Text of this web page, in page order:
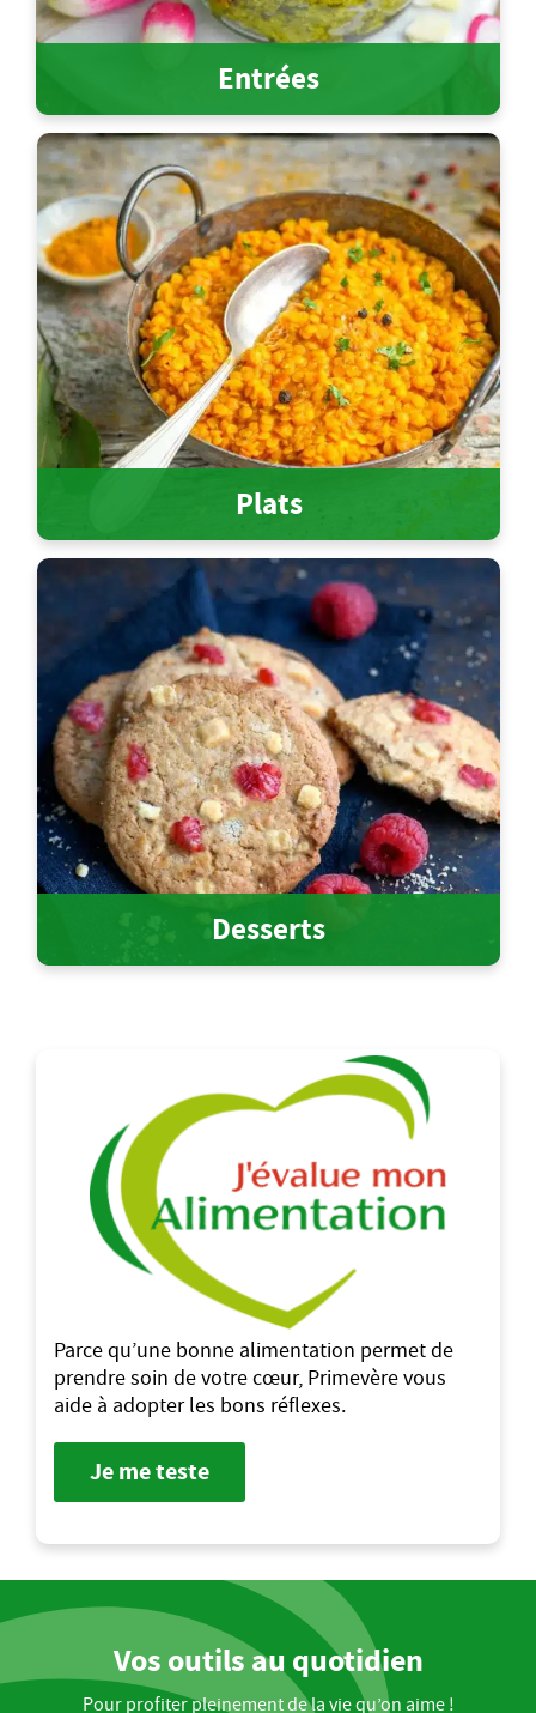
Entrées
Plats
Desserts
Parce qu’une bonne alimentation permet de
prendre soin de votre cœur, Primevère vous
aide à adopter les bons réflexes.
Je me teste
Vos outils au quotidien
Pour profiter pleinement de la vie qu’on aime !